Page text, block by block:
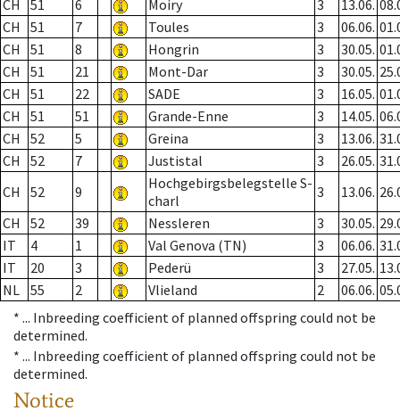
CH 51 6 Moiry 3 13.06.
CH
51 7 Toules 3 06.06.
CH
51 8 Hongrin 3 30.05.
CH
51 21 Mont-Dar 3 30.05.
CH
51 22 SADE 3 16.05.
CH
51 51 Grande-Enne 3 14.05.
CH
52 5 Greina 3 13.06.
CH
52 7 Justistal 3 26.05.
CH
52 9
Hochgebirgsbelegstelle S-
charl
3 13.06.
CH
52 39 Nessleren 3 30.05.
IT
4 1 Val Genova (TN) 3 06.06.
IT
20 3 Pederü 3 27.05.
NL 55 2 Vlieland 2 06.06.
* ... Inbreeding coefficient of planned offspring could not be
determined.
* ... Inbreeding coefficient of planned offspring could not be
determined.
Notice